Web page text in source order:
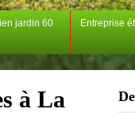
jardin 60 Entreprise
à La